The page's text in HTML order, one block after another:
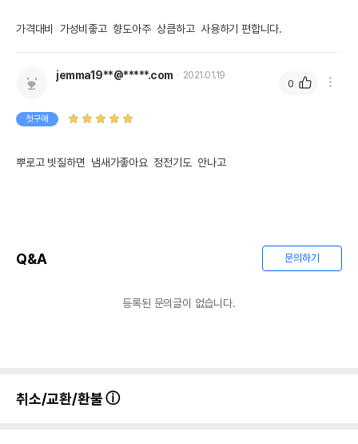
가격대비  가성비좋고  향도아주  상큼하고  사용하기 편합니다.
jemma19**@*****.com 2021.01.19
첫구매
뿌로고 빗질하면  냄새가좋아요  정전기도  안나고
0
Q&A 문의하기
등록된 문의글이 없습니다.
취소/교환/환불